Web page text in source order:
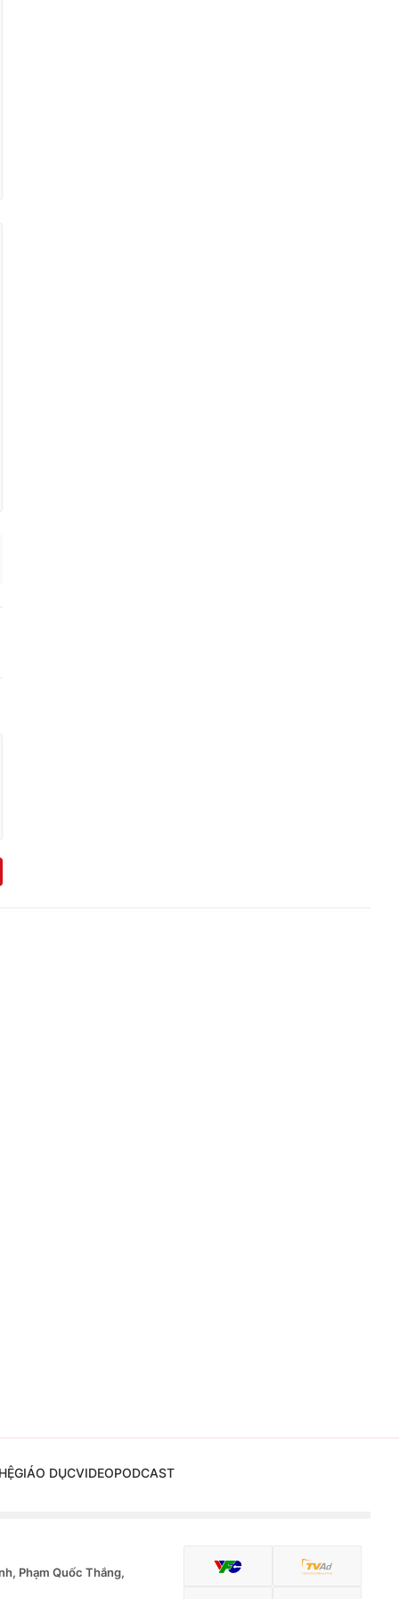
GIÁO DỤCVIDEOPODCAST
Phạm Quốc Thắng,